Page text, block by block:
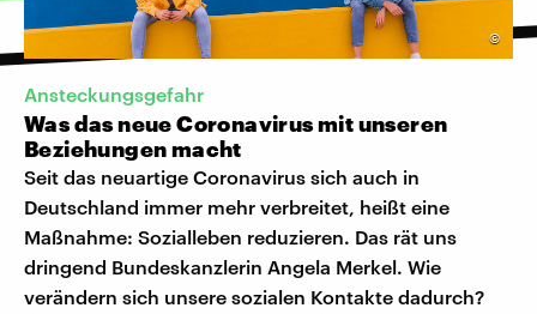
©
Ansteckungsgefahr
Was das neue Coronavirus mit unseren
Beziehungen macht
Seit das neuartige Coronavirus sich auch in
Deutschland immer mehr verbreitet, heißt eine
Maßnahme: Sozialleben reduzieren. Das rät uns
dringend Bundeskanzlerin Angela Merkel. Wie
verändern sich unsere sozialen Kontakte dadurch?